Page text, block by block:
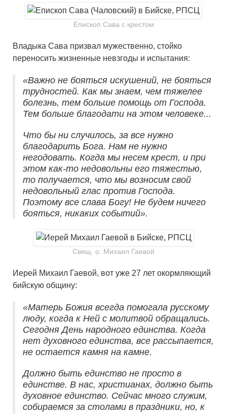
Епископ Сава с крестом
Владыка Сава призвал мужественно, стойко
переносить жизненные невзгоды и испытания:
«Важно не бояться искушений, не бояться
трудностей. Как мы знаем, чем тяжелее
болезнь, тем больше помощь от Господа.
Тем больше благодати на этом человеке...
Что бы ни случилось, за все нужно
благодарить Бога. Нам не нужно
негодовать. Когда мы несем крест, и при
этом как-то недовольны его тяжестью,
то получается, что мы возносим свой
недовольный глас против Господа.
Поэтому все слава Богу! Не будем ничего
бояться, никаких событий».
Свящ. о. Михаил Гаевой
Иерей Михаил Гаевой, вот уже 27 лет окормляющий
бийскую общину:
«Матерь Божия всегда помогала русскому
люду, когда к Ней с молитвой обращались.
Сегодня День народного единства. Когда
нет духовного единства, все рассыпается,
не остается камня на камне.
Должно быть единство не просто в
единстве. В нас, христианах, должно быть
духовное единство. Сейчас много служим,
собираемся за столами в праздники, но, к